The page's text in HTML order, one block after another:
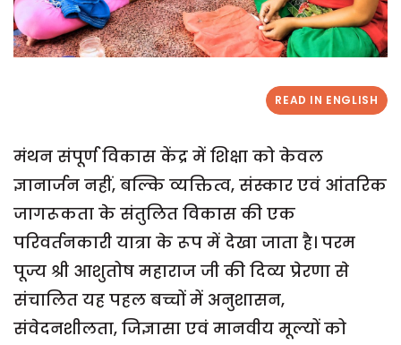
READ IN ENGLISH
मंथन संपूर्ण विकास केंद्र में शिक्षा को केवल
ज्ञानार्जन नहीं, बल्कि व्यक्तित्व, संस्कार एवं आंतरिक
जागरूकता के संतुलित विकास की एक
परिवर्तनकारी यात्रा के रूप में देखा जाता है। परम
पूज्य श्री आशुतोष महाराज जी की दिव्य प्रेरणा से
संचालित यह पहल बच्चों में अनुशासन,
संवेदनशीलता, जिज्ञासा एवं मानवीय मूल्यों को